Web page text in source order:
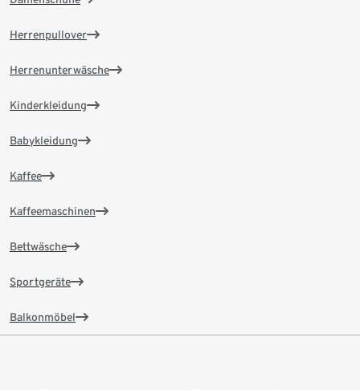
Herrenpullover
Herrenunterwäsche
Kinderkleidung
Babykleidung
Kaffee
Kaffeemaschinen
Bettwäsche
Sportgeräte
Balkonmöbel